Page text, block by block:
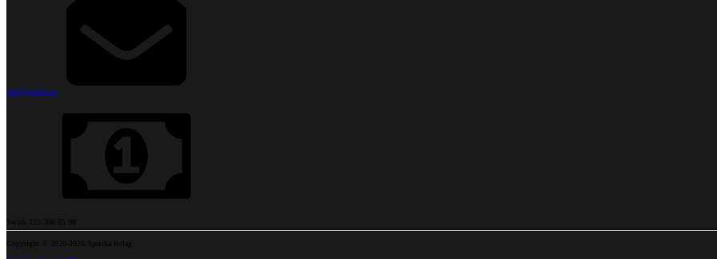
info@spricka.se
Swish 123 308 85 98
Copyright © 2020-2026 Spricka förlag